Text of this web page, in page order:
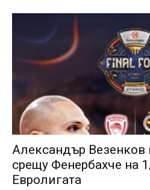
Александър
срещу Фенербахче на
Евролигата